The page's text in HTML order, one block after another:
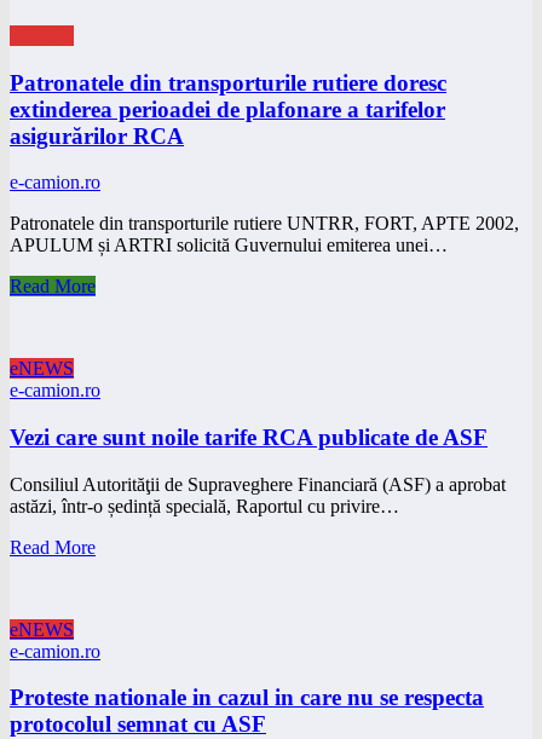
Patronatele din transporturile rutiere doresc
extinderea perioadei de plafonare a tarifelor
asigurărilor RCA
e-camion.ro
Patronatele din transporturile rutiere UNTRR, FORT, APTE 2002,
APULUM și ARTRI solicită Guvernului emiterea unei…
Read More
eNEWS
e-camion.ro
Vezi care sunt noile tarife RCA publicate de ASF
Consiliul Autorităţii de Supraveghere Financiară (ASF) a aprobat
astăzi, într-o ședință specială, Raportul cu privire…
Read More
eNEWS
e-camion.ro
Proteste nationale in cazul in care nu se respecta
protocolul semnat cu ASF